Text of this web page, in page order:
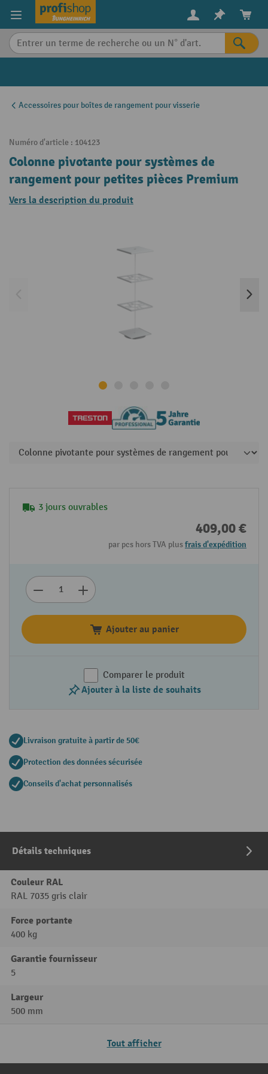
content
Accessoires pour boîtes de rangement pour visserie
Numéro d'article : 104123
Colonne pivotante pour systèmes de
rangement pour petites pièces Premium
Vers la description du produit
3 jours ouvrables
409,00 €
par pcs hors TVA plusfrais d'expédition
Ajouter au panier
Comparer le produit
Ajouter à la liste de souhaits
Livraison gratuite à partir de 50€
Protection des données sécurisée
Conseils d'achat personnalisés
Détails techniques
Couleur RAL
RAL 7035 gris clair
Force portante
400 kg
Garantie fournisseur
5
Largeur
500 mm
Tout afficher